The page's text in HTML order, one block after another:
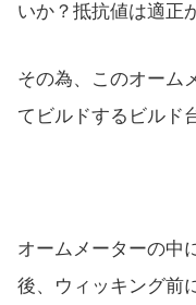
いか？抵抗値は適正
その為、このオーム
てビルドするビルド
オームメーターの中
後、ウィッキング前